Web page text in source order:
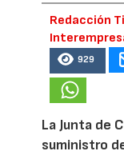
Redacción
929
La Junta de
suministro